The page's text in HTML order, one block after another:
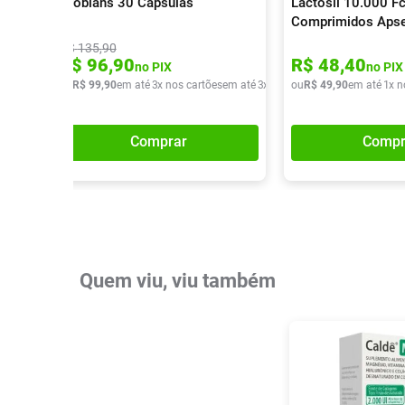
R$135,90
R$ 96,90no PIX
R$ 99,90em até3x nos cartõesem até3x de R$ 33,30
Comprar
Comprimidos
R$ 48,40no PIX
ou R$ 49,90em até 1x
Quem viu, viu também